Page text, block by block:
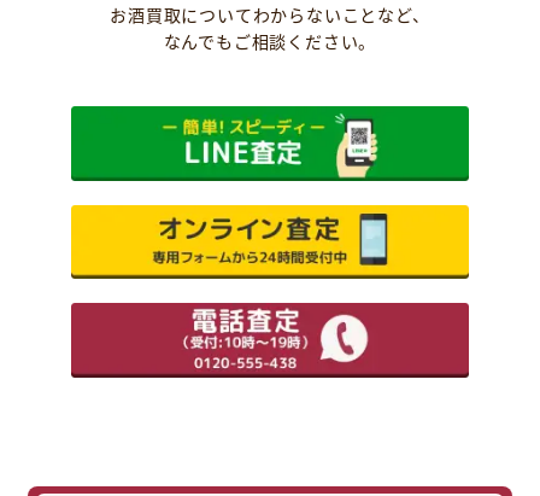
お酒買取についてわからないことなど、
なんでもご相談ください。